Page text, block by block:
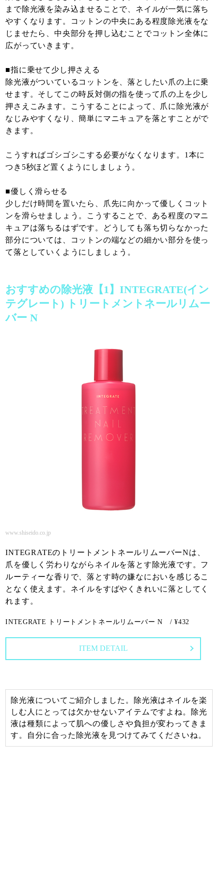
まで除光液を染み込ませることで、ネイルが一気に落ち
やすくなります。コットンの中央にある程度除光液をな
じませたら、中央部分を押し込むことでコットン全体に
広がっていきます。
■指に乗せて少し押さえる
除光液がついているコットンを、落としたい爪の上に乗
せます。そしてこの時反対側の指を使って爪の上を少し
押さえこみます。こうすることによって、爪に除光液が
なじみやすくなり、簡単にマニキュアを落とすことがで
きます。
こうすればゴシゴシこする必要がなくなります。1本に
つき5秒ほど置くようにしましょう。
■優しく滑らせる
少しだけ時間を置いたら、爪先に向かって優しくコット
ンを滑らせましょう。こうすることで、ある程度のマニ
キュアは落ちるはずです。どうしても落ち切らなかった
部分については、コットンの端などの細かい部分を使っ
て落としていくようにしましょう。
おすすめの除光液【1】INTEGRATE(イン
テグレート) トリートメントネールリムー
バー N
www.shiseido.co.jp
INTEGRATEのトリートメントネールリムーバーNは、
爪を優しく労わりながらネイルを落とす除光液です。フ
ルーティーな香りで、落とす時の嫌なにおいを感じるこ
となく使えます。ネイルをすばやくきれいに落としてく
れます。
INTEGRATE トリートメントネールリムーバー N / ¥432
ITEM DETAIL
除光液についてご紹介しました。除光液はネイルを楽
しむ人にとっては欠かせないアイテムですよね。除光
液は種類によって肌への優しさや負担が変わってきま
す。自分に合った除光液を見つけてみてくださいね。